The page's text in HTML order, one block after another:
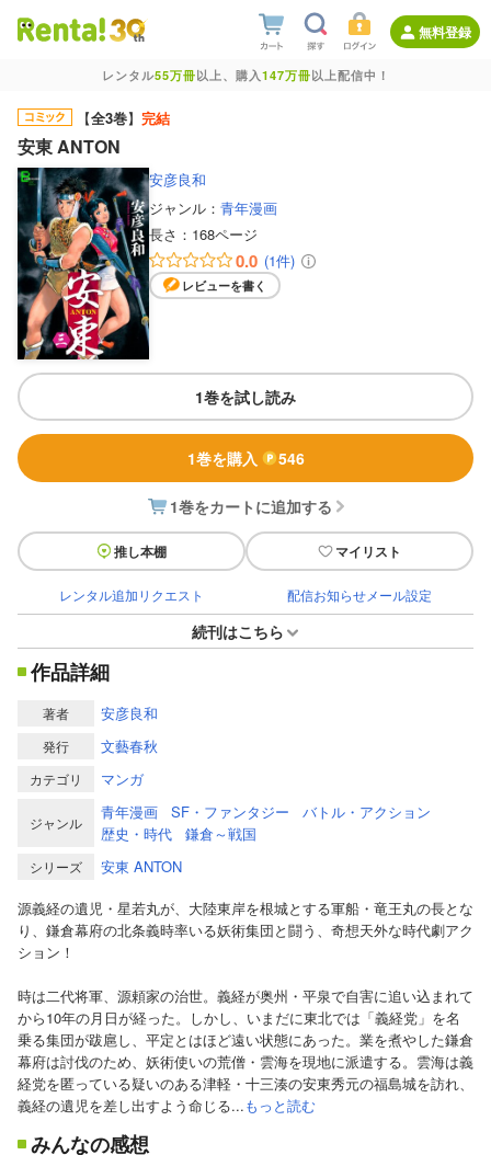
無料登録
レンタル55万冊以上、購入147万冊以上配信中！
【全3巻】 完結
安東 ANTON
安彦良和
ジャンル： 青年漫画
長さ： 168ページ
0.0 (1件)
レビューを書く
1巻を試し読み
1巻を購入 546
1巻をカートに追加する
推し本棚 マイリスト
レンタル追加リクエスト 配信お知らせメール設定
続刊はこちら
作品詳細
著者 安彦良和
発行 文藝春秋
カテゴリ マンガ
ジャンル
青年漫画 SF・ファンタジー
バトル・アクション
歴史・時代
鎌倉～戦国
シリーズ
安東 ANTON
源義経の遺児・星若丸が、大陸東岸を根城とする軍船・竜王丸の長とな
り、鎌倉幕府の北条義時率いる妖術集団と闘う、奇想天外な時代劇アク
ション！
時は二代将軍、源頼家の治世。義経が奥州・平泉で自害に追い込まれて
から10年の月日が経った。しかし、いまだに東北では「義経党」を名
乗る集団が跋扈し、平定とはほど遠い状態にあった。業を煮やした鎌倉
幕府は討伐のため、妖術使いの荒僧・雲海を現地に派遣する。雲海は義
経党を匿っている疑いのある津軽・十三湊の安東秀元の福島城を訪れ、
義経の遺児を差し出すよう命じる...もっと読む
みんなの感想